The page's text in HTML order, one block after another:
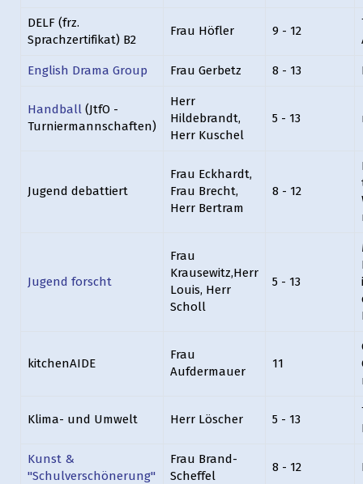
DELF (frz.
Sprachzertifikat) B2
Frau Höfler 9 - 12
English Drama Group Frau Gerbetz 8 - 13
Handball (JtfO -
Turniermannschaften)
Herr
Hildebrandt,
Herr Kuschel
5 - 13
Jugend debattiert
Frau Eckhardt,
Frau Brecht,
Herr Bertram
8 - 12
Jugend forscht
Frau
Krausewitz,Herr
Louis, Herr
Scholl
5 - 13
kitchenAIDE
Frau
Aufdermauer
11
Klima- und Umwelt Herr Löscher 5 - 13
Kunst &
"Schulverschönerung"
Frau Brand-
Scheffel
8 - 12